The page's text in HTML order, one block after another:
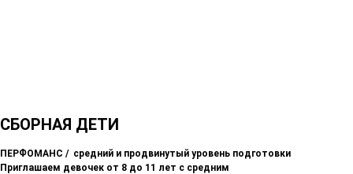
СБОРНАЯ ДЕТИ
ПЕРФОМАНС / средний и продвинутый уровень подготовки
Приглашаем девочек от 8 до 11 лет с средним